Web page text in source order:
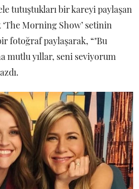
tutuştukları bir kareyi paylaşan
Morning Show’ setinin
fotoğraf paylaşarak, “"Bu
mutlu yıllar, seni seviyorum